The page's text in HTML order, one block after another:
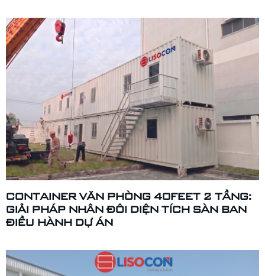
CONTAINER VĂN PHÒNG 40FEET 2 TẦNG:
GIẢI PHÁP NHÂN ĐÔI DIỆN TÍCH SÀN BAN
ĐIỀU HÀNH DỰ ÁN